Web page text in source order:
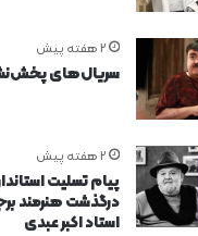
2 هفته پیش
سریال‌های
2 هفته پیش
پیام تسلیت
درگذشت هنرمند
استاد اکبر عبدی